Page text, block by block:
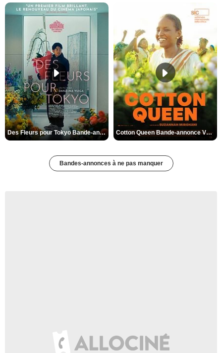
Des Fleurs pour Tokyo Bande-annonce VO STFR Cotton Queen Bande-annonce VO STFR
Bandes-annonces à ne pas manquer